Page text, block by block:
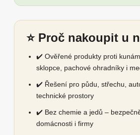
⭐ Proč nakoupit u
✔️ Ověřené produkty proti
sklopce, pachové ohradníky i
✔️ Řešení pro půdu, střechu,
technické prostory
✔️ Bez chemie a jedů –
domácnosti i firmy